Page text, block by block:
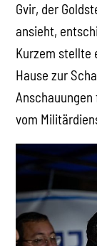
Gvir, der
ansieht,
Kurzem stellte
Hause zur
Anschauungen
vom